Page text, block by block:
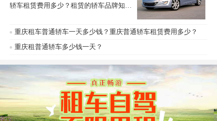
轿车租赁费用多少？租赁的轿车品牌知名
而且车型比较普通的话，那么当然价格就
会比较经济实惠。所以重庆租小轿车费用
来分享重庆租普通轿车价格表。
重庆租车普通轿车一天多少钱？重庆普通轿车租赁费用多少？
重庆租普通轿车多少钱一天？